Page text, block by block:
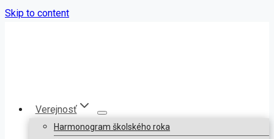
Skip to content
Verejnosť
Harmonogram školského roka